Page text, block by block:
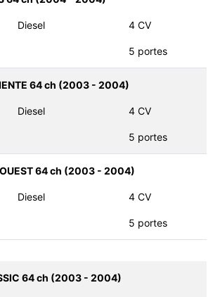
Diesel 4 CV
5 portes
64 ch (2003 - 2004)
Diesel 4 CV
5 portes
OUEST 64 ch (2003 - 2004)
Diesel 4 CV
5 portes
64 ch (2003 - 2004)